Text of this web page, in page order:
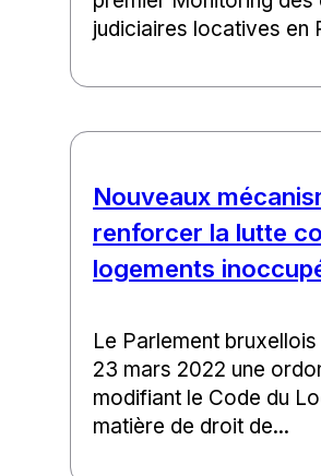
judiciaires locatives en
Nouveaux
renforcer la lutte
logements
Le Parlement
23 mars 2022 une
modifiant le Code du
matière de droit de...